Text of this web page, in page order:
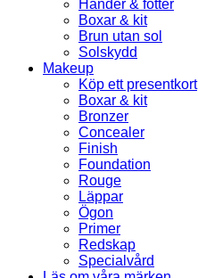
Händer & fötter
Boxar & kit
Brun utan sol
Solskydd
Makeup
Köp ett presentkort
Boxar & kit
Bronzer
Concealer
Finish
Foundation
Rouge
Läppar
Ögon
Primer
Redskap
Specialvård